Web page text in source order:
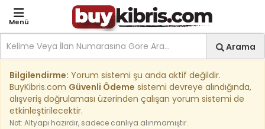
Menü
Ara
Arama
Kıbrıs İlan Platformu |
Bilgilendirme: Yorum sistemi şu anda aktif değildir.
BuyKibris.com Güvenli Ödeme sistemi devreye alındığında,
alışveriş doğrulaması üzerinden çalışan yorum sistemi de
etkinleştirilecektir.
Not: Altyapı hazırdır, sadece canlıya alınmamıştır.